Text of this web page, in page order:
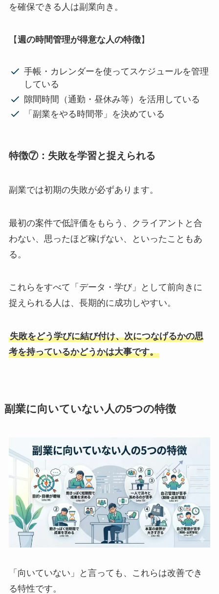
を確保できる人は副業向き。
【週の時間管理が得意な人の特徴】
手帳・カレンダーを使ってスケジュールを管理
している
隙間時間（通勤・昼休み等）を活用している
「副業をやる時間帯」を決めている
特徴⑦：失敗を学習と捉えられる
副業では初期の失敗が必ずあります。
最初の案件で低評価をもらう、クライアントと合
わない、思ったほど稼げない、といったこともあ
る。
これらをすべて「データ・学び」として前向きに
捉えられる人は、長期的に成功しやすい。
失敗をどう学びに結び付け、次につなげるかの思
考を持っているかどうかは大事です。
副業に向いていない人の5つの特徴
「向いていない」と言っても、これらは改善でき
る特性です。